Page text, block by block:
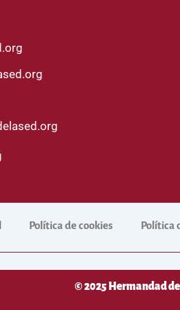
Política de cookies Política
© 2025 Hermandad de